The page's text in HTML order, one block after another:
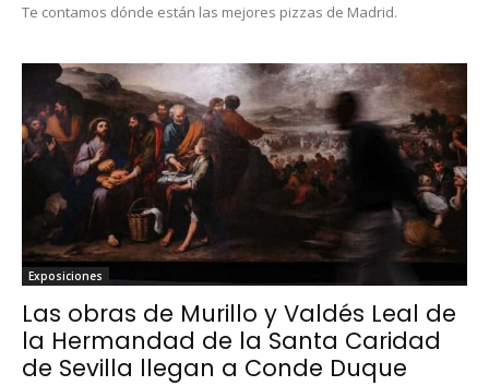
Te contamos dónde están las mejores pizzas de Madrid.
Exposiciones
Las obras de Murillo y Valdés Leal de
la Hermandad de la Santa Caridad
de Sevilla llegan a Conde Duque